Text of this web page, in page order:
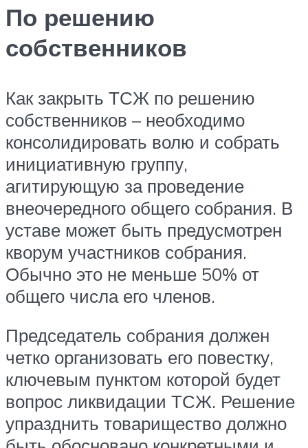
По решению
собственников
Как закрыть ТСЖ по решению
собственников – необходимо
консолидировать волю и собрать
инициативную группу,
агитирующую за проведение
внеочередного общего собрания. В
уставе может быть предусмотрен
кворум участников собрания.
Обычно это не меньше 50% от
общего числа его членов.
Председатель собрания должен
четко организовать его повестку,
ключевым пунктом которой будет
вопрос ликвидации ТСЖ. Решение
упразднить товарищество должно